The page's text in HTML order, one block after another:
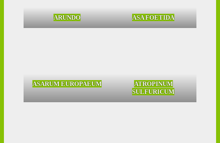
ARUNDO ASA FOETIDA
ASARUM EUROPAEUM
ATROPINUM
SULFURICUM